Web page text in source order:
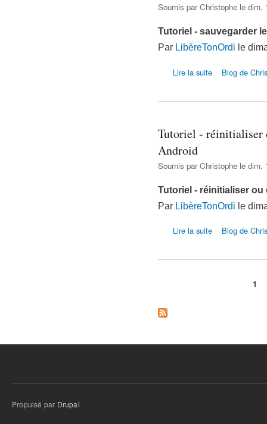
Soumis parChristophe le dim,
Tutoriel - sauvegarder
Par LibèreTonOrdi le
Lire la suite de Tutoriel -
Blog de
Tutoriel - réinitialiser
Android
Soumis parChristophe le dim,
Tutoriel - réinitialiser
Par LibèreTonOrdi le
Lire la suite de Tutoriel -
Blog de
1
Propulsé par Drupal